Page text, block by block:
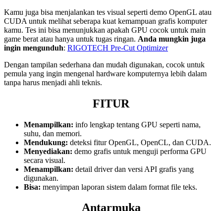
Kamu juga bisa menjalankan tes visual seperti demo OpenGL atau
CUDA untuk melihat seberapa kuat kemampuan grafis komputer
kamu. Tes ini bisa menunjukkan apakah GPU cocok untuk main
game berat atau hanya untuk tugas ringan. Anda mungkin juga
ingin mengunduh: RIGOTECH Pre-Cut Optimizer
Dengan tampilan sederhana dan mudah digunakan, cocok untuk
pemula yang ingin mengenal hardware komputernya lebih dalam
tanpa harus menjadi ahli teknis.
FITUR
Menampilkan: info lengkap tentang GPU seperti nama,
suhu, dan memori.
Mendukung: deteksi fitur OpenGL, OpenCL, dan CUDA.
Menyediakan: demo grafis untuk menguji performa GPU
secara visual.
Menampilkan: detail driver dan versi API grafis yang
digunakan.
Bisa: menyimpan laporan sistem dalam format file teks.
Antarmuka